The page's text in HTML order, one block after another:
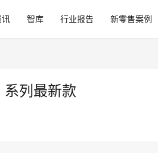
讯 智库 行业报告 新零售案例
系列最新款